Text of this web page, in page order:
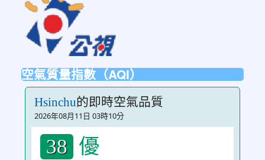
空氣質量指數（AQI）
Hsinchu的即時空氣品質
2026年08月11日 03時10分
38 優